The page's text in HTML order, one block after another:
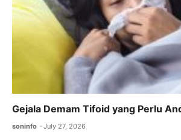
Gejala Demam Tifoid yang Perlu
soninfo July 27, 2026